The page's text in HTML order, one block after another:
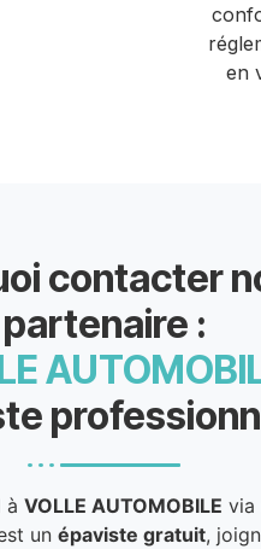
en
contacter
partenaire :
à VOLLE AUTOMOBILE via
un épaviste gratuit,